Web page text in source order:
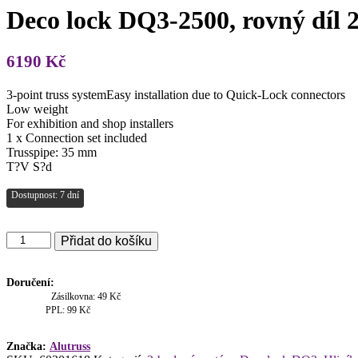
Deco lock DQ3-2500, rovný díl
6190 Kč
3-point truss systemEasy installation due to Quick-Lock connectors
Low weight
For exhibition and shop installers
1 x Connection set included
Trusspipe: 35 mm
T?V S?d
Dostupnost: 7 dní
Deco
lock
2500,
Přidat do košíku
Doručení:
Zásilkovna: 49 Kč
PPL: 99 Kč
Značka: Alutruss